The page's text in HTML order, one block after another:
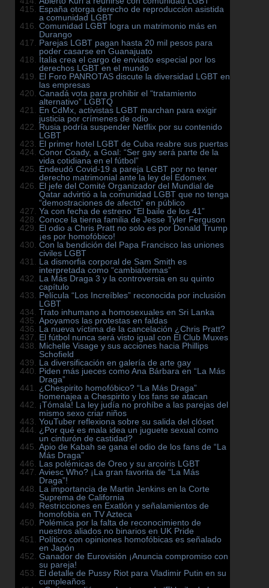
España otorga derecho de reproducción asistida
a comunidad LGBT
Comunidad LGBT logra un matrimonio más en
Durango
Parejas LGBT pagan hasta 20 mil pesos para
poder casarse en Guanajuato
Italia crea el cargo de enviado especial por los
derechos LGBT en el mundo
El Foro PANROTAS discute la diversidad LGBT en
las empresas
Canadá vota para prohibir el “tratamiento
alternativo” LGBTQ
En CdMx, activistas LGBT marchan para exigir
justicia por crímenes de odio
Rusia podría suspender Netflix por su contenido
LGBT
El primer hotel LGBT de Cuba reabre sus puertas
Conor Coady, a Goal: “Ser gay será parte de la
vida cotidiana en el fútbol”
Endeudó Covid-19 a pareja LGBT por no tener
derecho matrimonial ante la ley del Edomex
El jefe del Comité Organizador del Mundial de
Qatar advirtió a la comunidad LGBT que no tenga
“demostraciones de afecto” en público
Ya con fecha de estreno “El baile de los 41”
Conoce la tierna familia de Jesse Tyler Ferguson
El odio a Chris Pratt no solo es por Donald Trump
¡es por homofóbico!
Con la bendición del Papa Francisco las uniones
civiles LGBT
La dismorfia corporal de Sam Smith es
interpretada como “cambiaformas”
La Más Draga 3 y la controversia en su quinto
capítulo
Película “Los Increíbles” reconocida por inclusión
LGBT
Trato inhumano a homosexuales en Sri Lanka
Apoyamos las protestas en faldas
La nueva víctima de la cancelación ¿Chris Pratt?
El fútbol nunca será visto igual con El Club Muxes
Michelle Visage y sus acciones hacia Phillips
Schofield
La diversificación en galería de arte gay
Piden más jueces como Ana Bárbara en “La Más
Draga”
¿Chespirito homofóbico? “La Más Draga”
homenajea a Chespirito y los fans se atacan
¡Tómala! La ley judía no prohíbe a las parejas del
mismo sexo criar niños
YouTuber reflexiona sobre su salida del clóset
¿Por qué es mala idea un juguete sexual como
un cinturón de castidad?
Apio de Kabah se gana el odio de los fans de “La
Más Draga”
Las polémicas de Oreo y su arcoiris LGBT
Aviesc Who? ¡La gran favorita de “La Más
Draga”!
La importancia de Martin Jenkins en la Corte
Suprema de California
Restricciones en Exatlón y señalamientos de
homofobia en TV Azteca
Polémica por la falta de reconocimiento de
nuestros aliados no binarios en UK Pride
Político con opiniones homofóbicas es señalado
en Japón
Ganador de Eurovisión ¡Anuncia compromiso con
su pareja!
El detalle de Pussy Riot para Vladimir Putin en su
cumpleaños